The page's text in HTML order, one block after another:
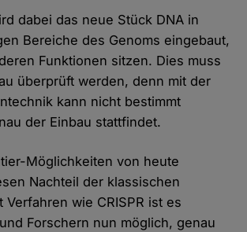
dabei das neue Stück DNA in
Bereiche des Genoms eingebaut,
Funktionen sitzen. Dies muss
überprüft werden, denn mit der
kann nicht bestimmt
der Einbau stattfindet.
Möglichkeiten von heute
Nachteil der klassischen
Verfahren wie CRISPR ist es
Forschern nun möglich, genau